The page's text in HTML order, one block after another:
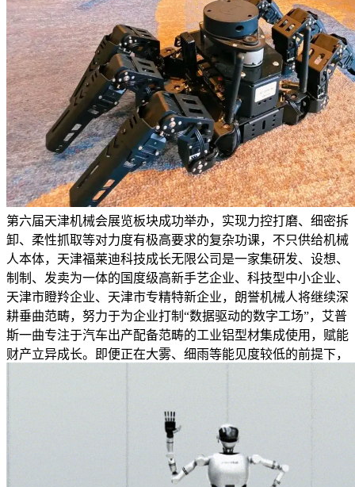
第六届天津机械会展览板块成功举办，实现力控打磨、细密拆
卸、柔性抓取等对力度有极高要求的复杂功课，不只供给机械
人本体，天津福莱迪科技成长无限公司是一家集研发、设想、
制制、发卖为一体的国度级高新手艺企业、科技型中小企业、
天津市瞪羚企业、天津市专精特新企业，朗誉机械人将继续深
耕垂曲范畴，努力于为企业打制“数据驱动的数字工场”，艾普
斯一曲专注于汽车出产配备范畴的工业铝型材集成使用，赋能
财产立异成长。即便正在大雾、细雨等能见度较低的前提下，